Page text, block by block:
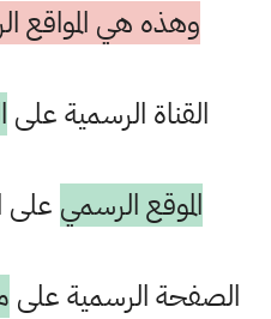
وهذه هي المواقع
القناة الرسمية على
الموقع الرسمي على
الصفحة الرسمية على